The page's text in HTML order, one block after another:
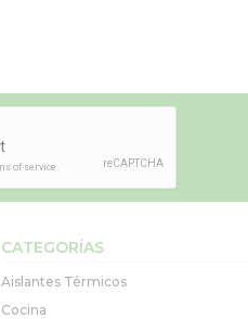
CATEGORÍAS
Aislantes Térmicos
Cocina